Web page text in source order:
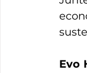
Evo